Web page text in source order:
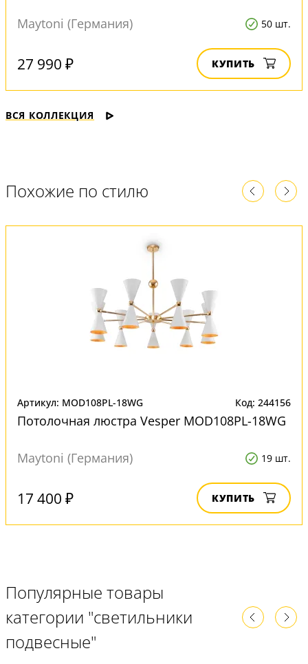
Maytoni (Германия) 50 шт.
27 990 ₽ КУПИТЬ
ВСЯ КОЛЛЕКЦИЯ
Похожие по стилю
Артикул: MOD108PL-18WG Код: 244156
Потолочная люстра Vesper MOD108PL-18WG
Maytoni (Германия) 19 шт.
17 400 ₽ КУПИТЬ
Популярные товары
категории "светильники
подвесные"